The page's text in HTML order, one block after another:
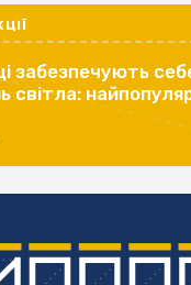
забезпечують
світла: